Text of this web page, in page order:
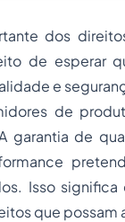
dos
de esperar
e
de
garantia de
Isso
que possam